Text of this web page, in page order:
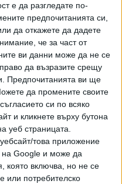
е да разгледате по-
предпочитанията си,
да откажете да дадете
че за част от
ви данни може да не се
да възразите срещу
Предпочитанията ви ще
да промените своите
си по всяко
и кликнете върху бутона
уеб страницата.
това приложение
на Google и може да
включва, но не се
или потребителско
секретар, когато
и станах, и си тръгнах",
България продаваше
Имаме също своите
помагаме на
добави